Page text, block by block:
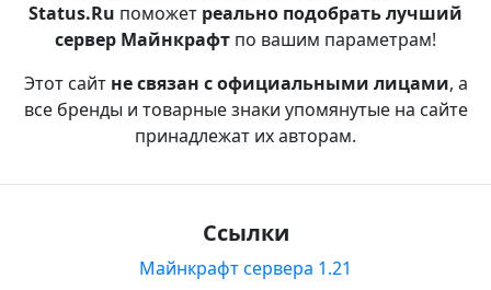
Status.Ru поможет реально подобрать лучший
сервер Майнкрафт по вашим параметрам!
Этот сайт не связан с официальными лицами, а
все бренды и товарные знаки упомянутые на сайте
принадлежат их авторам.
Ссылки
Майнкрафт сервера 1.21